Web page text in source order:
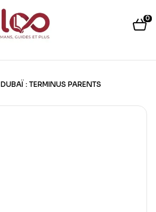
0
DUBAÏ : TERMINUS PARENTS